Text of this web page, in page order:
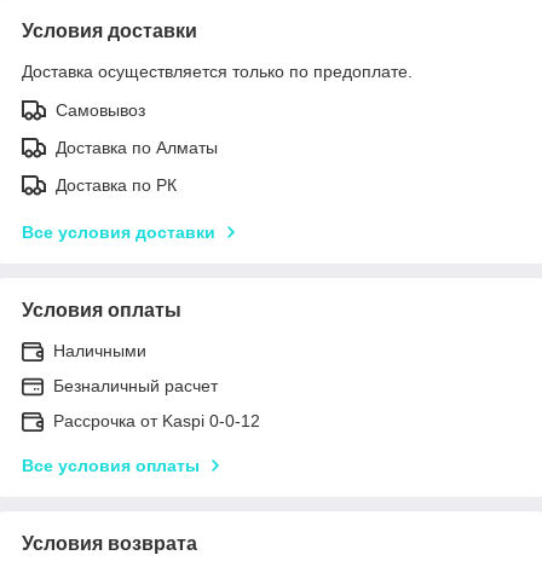
Условия доставки
Доставка осуществляется только по предоплате.
Самовывоз
Доставка по Алматы
Доставка по РК
Все условия доставки
Условия оплаты
Наличными
Безналичный расчет
Рассрочка от Kaspi 0-0-12
Все условия оплаты
Условия возврата